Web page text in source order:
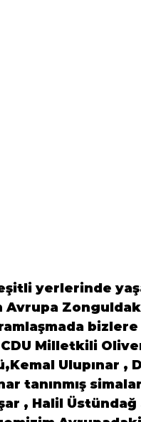
yerlerinde
Avrupa
Milletkili
Ulupınar ,
tanınmış
, Halil